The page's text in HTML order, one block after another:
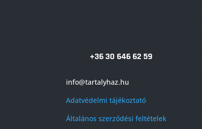
+36 30 646 62 59
info@tartalyhaz.hu
Adatvédelmi tájékoztató
Általános szerződési feltételek